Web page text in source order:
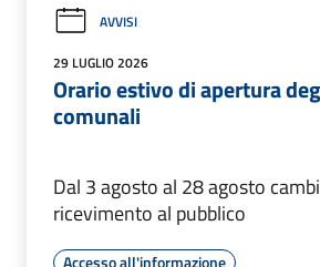
AVVISI
29 LUGLIO 2026
Orario estivo di apertura
comunali
Dal 3 agosto al 28 agosto
ricevimento al pubblico
Accesso all'informazione